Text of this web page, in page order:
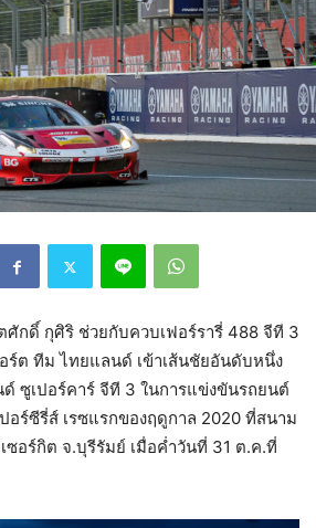
กดิ์ กุศิริ ช่วยกับควบเฟอร์รารี่ 488 จีที 3
ร์ต ทีม ไทยแลนด์ เข้าเส้นชัยอันดับหนึ่ง
ซูเปอร์คาร์ จีที 3 ในการแข่งขันรถยนต์
อร์ซีรี่ส์ เรซแรกของฤดูกาล 2020 ที่สนาม
ซอร์กิต จ.บุรีรัมย์ เมื่อค่ำวันที่ 31 ต.ค.ที่